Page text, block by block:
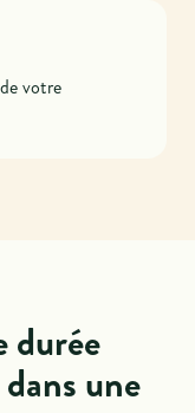
votre
durée
une